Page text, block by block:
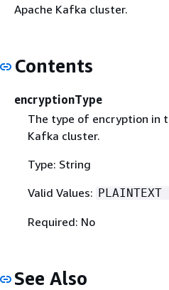
Apache Kafka cluster.
Contents
encryptionType
The type of encryption in
Kafka cluster.
Type: String
Valid Values:
Required: No
See Also